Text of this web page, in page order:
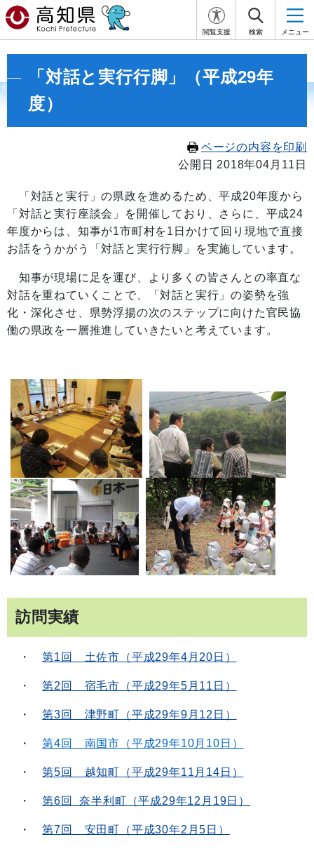
閲覧支援 検索 メニュー
「対話と実行行脚」（平成29年
度）
ページの内容を印刷
公開日 2018年04月11日
「対話と実行」の県政を進めるため、平成20年度から
「対話と実行座談会」を開催しており、さらに、平成24
年度からは、知事が1市町村を1日かけて回り現地で直接
お話をうかがう「対話と実行行脚」を実施しています。
知事が現場に足を運び、より多くの皆さんとの率直な
対話を重ねていくことで、「対話と実行」の姿勢を強
化・深化させ、県勢浮揚の次のステップに向けた官民協
働の県政を一層推進していきたいと考えています。
訪問実績
・第1回 土佐市（平成29年4月20日）
・第2回 宿毛市（平成29年5月11日）
・第3回 津野町（平成29年9月12日）
・第4回 南国市（平成29年10月10日）
・第5回 越知町（平成29年11月14日）
・第6回 奈半利町（平成29年12月19日）
・第7回 安田町（平成30年2月5日）